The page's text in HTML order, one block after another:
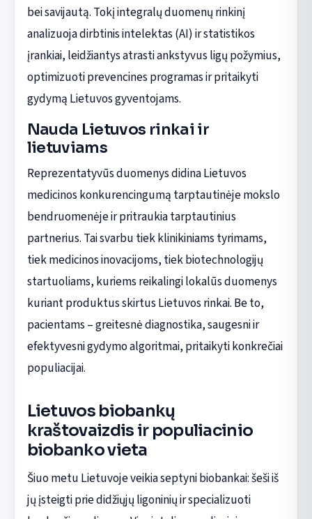
bei savijautą. Tokį integralų duomenų rinkinį
analizuoja dirbtinis intelektas (AI) ir statistikos
įrankiai, leidžiantys atrasti ankstyvus ligų požymius,
optimizuoti prevencines programas ir pritaikyti
gydymą Lietuvos gyventojams.
Nauda Lietuvos rinkai ir
lietuviams
Reprezentatyvūs duomenys didina Lietuvos
medicinos konkurencingumą tarptautinėje mokslo
bendruomenėje ir pritraukia tarptautinius
partnerius. Tai svarbu tiek klinikiniams tyrimams,
tiek medicinos inovacijoms, tiek biotechnologijų
startuoliams, kuriems reikalingi lokalūs duomenys
kuriant produktus skirtus Lietuvos rinkai. Be to,
pacientams – greitesnė diagnostika, saugesni ir
efektyvesni gydymo algoritmai, pritaikyti konkrečiai
populiacijai.
Lietuvos biobankų
kraštovaizdis ir populiacinio
biobanko vieta
Šiuo metu Lietuvoje veikia septyni biobankai: šeši iš
jų įsteigti prie didžiųjų ligoninių ir specializuoti